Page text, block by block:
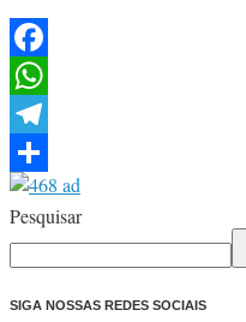
Facebook
WhatsApp
Telegram
Share
Pesquisar
SIGA NOSSAS REDES SOCIAIS